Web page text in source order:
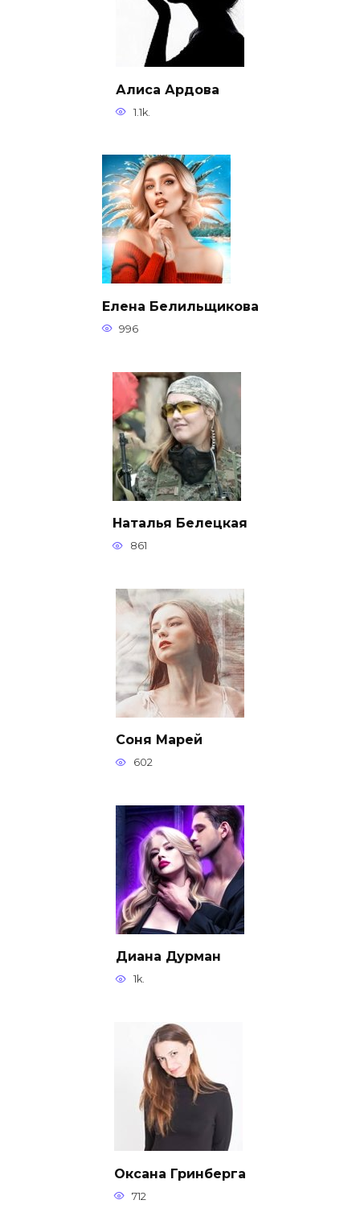
Алиса Ардова
1.1k.
Елена Белильщикова
996
Наталья Белецкая
861
Соня Марей
602
Диана Дурман
1k.
Оксана Гринберга
712